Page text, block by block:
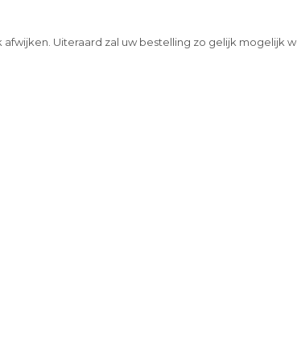
Uiteraard zal uw bestelling zo gelijk mogelijk